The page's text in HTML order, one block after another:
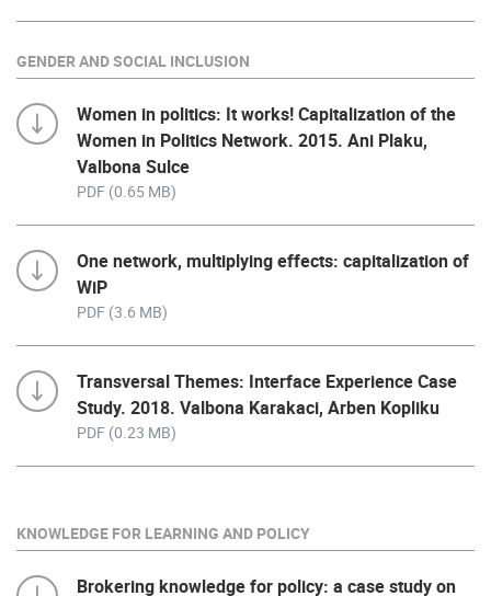
GENDER AND SOCIAL INCLUSION
Women in politics: It works! Capitalization of the
Women in Politics Network. 2015. Ani Plaku,
Valbona Sulce
PDF (0.65 MB)
One network, multiplying effects: capitalization of
WiP
PDF (3.6 MB)
Transversal Themes: Interface Experience Case
Study. 2018. Valbona Karakaci, Arben Kopliku
PDF (0.23 MB)
KNOWLEDGE FOR LEARNING AND POLICY
Brokering knowledge for policy: a case study on